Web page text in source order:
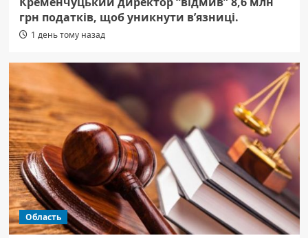
грн податків, щоб уникнути в’язниці.
1 день тому назад
Область